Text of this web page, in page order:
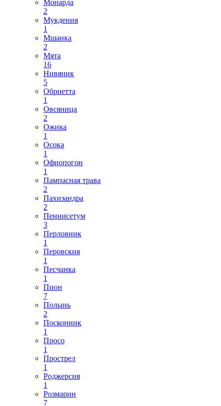
Монарда
2
Мукдения
1
Мшанка
2
Мята
16
Нивяник
5
Обриетта
1
Овсяница
2
Ожика
1
Осока
1
Офиопогон
1
Пампасная трава
2
Пахизандра
2
Пеннисетум
3
Перловник
1
Перовския
1
Песчанка
1
Пион
7
Полынь
2
Посконник
1
Просо
1
Прострел
1
Роджерсия
1
Розмарин
7